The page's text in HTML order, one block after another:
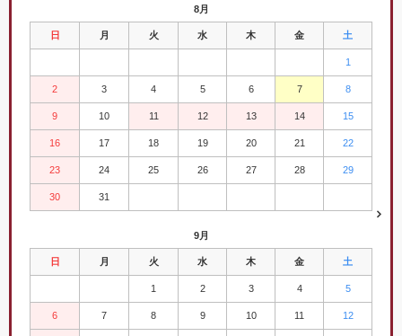
8月
日 月 火 水 木 金 土
1
2 3 4 5 6 7 8
9 10 11 12 13 14 15
16 17 18 19 20 21 22
23 24 25 26 27 28 29
30 31
9月
日 月 火 水 木 金 土
1 2 3 4 5
6 7 8 9 10 11 12